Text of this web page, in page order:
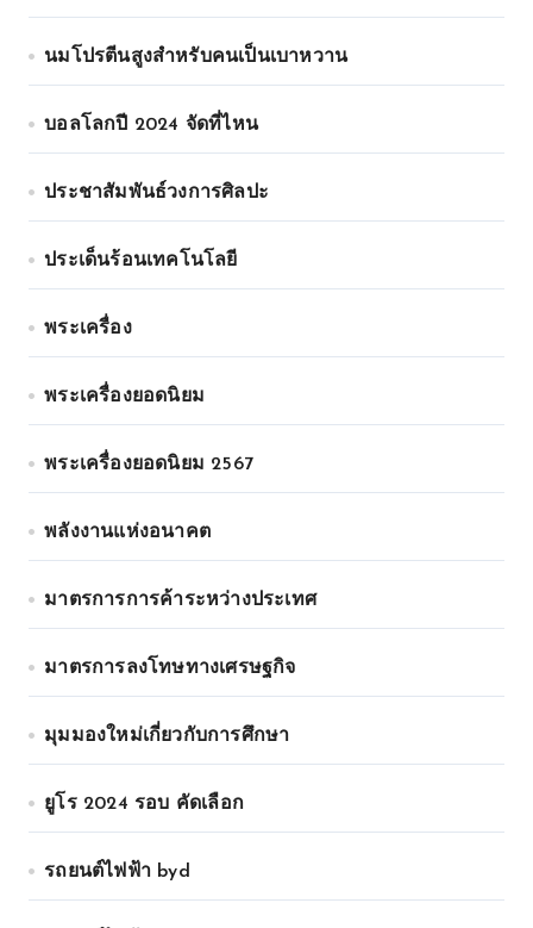
นมโปรตีนสูงสำหรับคนเป็นเบาหวาน
บอลโลกปี 2024 จัดที่ไหน
ประชาสัมพันธ์วงการศิลปะ
ประเด็นร้อนเทคโนโลยี
พระเครื่อง
พระเครื่องยอดนิยม
พระเครื่องยอดนิยม 2567
พลังงานแห่งอนาคต
มาตรการการค้าระหว่างประเทศ
มาตรการลงโทษทางเศรษฐกิจ
มุมมองใหม่เกี่ยวกับการศึกษา
ยูโร 2024 รอบ คัดเลือก
รถยนต์ไฟฟ้า byd